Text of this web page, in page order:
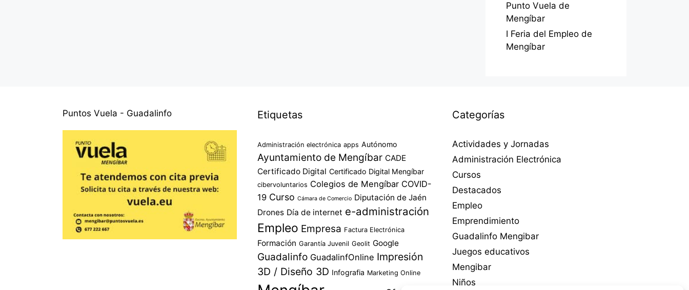
Punto Vuela de
Mengíbar
I Feria del Empleo de
Mengíbar
Puntos Vuela - Guadalinfo Etiquetas
Administración electrónica apps Autónomo
Ayuntamiento de Mengíbar CADE
Certificado Digital Certificado Digital Mengíbar
cibervoluntarios Colegios de Mengíbar COVID-
19 Curso Cámara de Comercio Diputación de Jaén
Drones Día de internet e-administración
Empleo Empresa Factura Electrónica
Formación Garantía Juvenil Geolit Google
Guadalinfo GuadalinfOnline Impresión
3D / Diseño 3D Infografia Marketing Online
Categorías
Actividades y Jornadas
Administración Electrónica
Cursos
Destacados
Empleo
Emprendimiento
Guadalinfo Mengibar
Juegos educativos
Mengibar
Niños